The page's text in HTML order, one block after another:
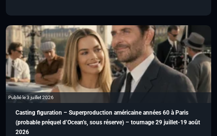
Publié le 3 juillet 2026
Casting figuration – Superproduction américaine années 60 à Paris
(probable préquel d’Ocean’s, sous réserve) – tournage 29 juillet-19 août
2026